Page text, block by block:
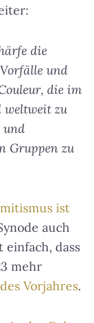
die
und
die im
weltweit zu
und
Gruppen zu
ist
auch
dass
mehr
Vorjahres.